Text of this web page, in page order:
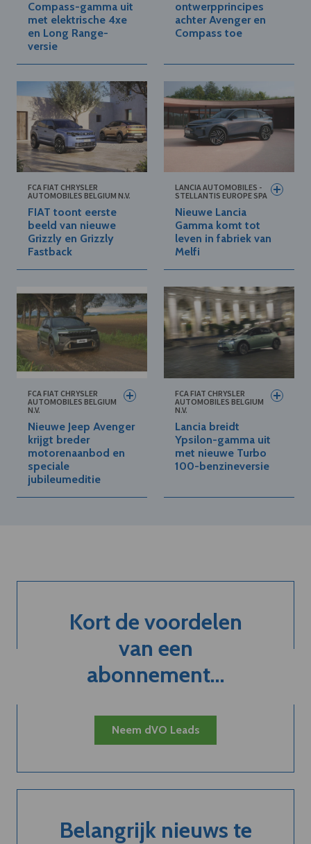
Compass-gamma uit
met elektrische 4xe
en Long Range-
versie
ontwerpprincipes
achter Avenger en
Compass toe
FCA FIAT CHRYSLER
AUTOMOBILES BELGIUM N.V.
FIAT toont eerste
beeld van nieuwe
Grizzly en Grizzly
Fastback
LANCIA AUTOMOBILES -
STELLANTIS EUROPE SPA
Nieuwe Lancia
Gamma komt tot
leven in fabriek van
Melfi
FCA FIAT CHRYSLER
AUTOMOBILES BELGIUM
N.V.
Nieuwe Jeep Avenger
krijgt breder
motorenaanbod en
speciale
jubileumeditie
FCA FIAT CHRYSLER
AUTOMOBILES BELGIUM
N.V.
Lancia breidt
Ypsilon-gamma uit
met nieuwe Turbo
100-benzineversie
Kort de voordelen
van een
abonnement...
Neem dVO Leads
Belangrijk nieuws te